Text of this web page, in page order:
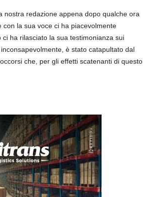
nostra redazione appena dopo qualche ora
la sua voce ci ha piacevolmente
ha rilasciato la sua testimonianza sui
è stato catapultato dal
che, per gli effetti scatenanti di questo